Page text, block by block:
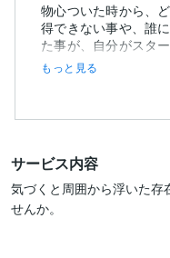
物心ついた時から、
得できない事や、誰
た事が、自分がスタ
もっと見る
サービス内容
気づくと周囲から浮いた
せんか。